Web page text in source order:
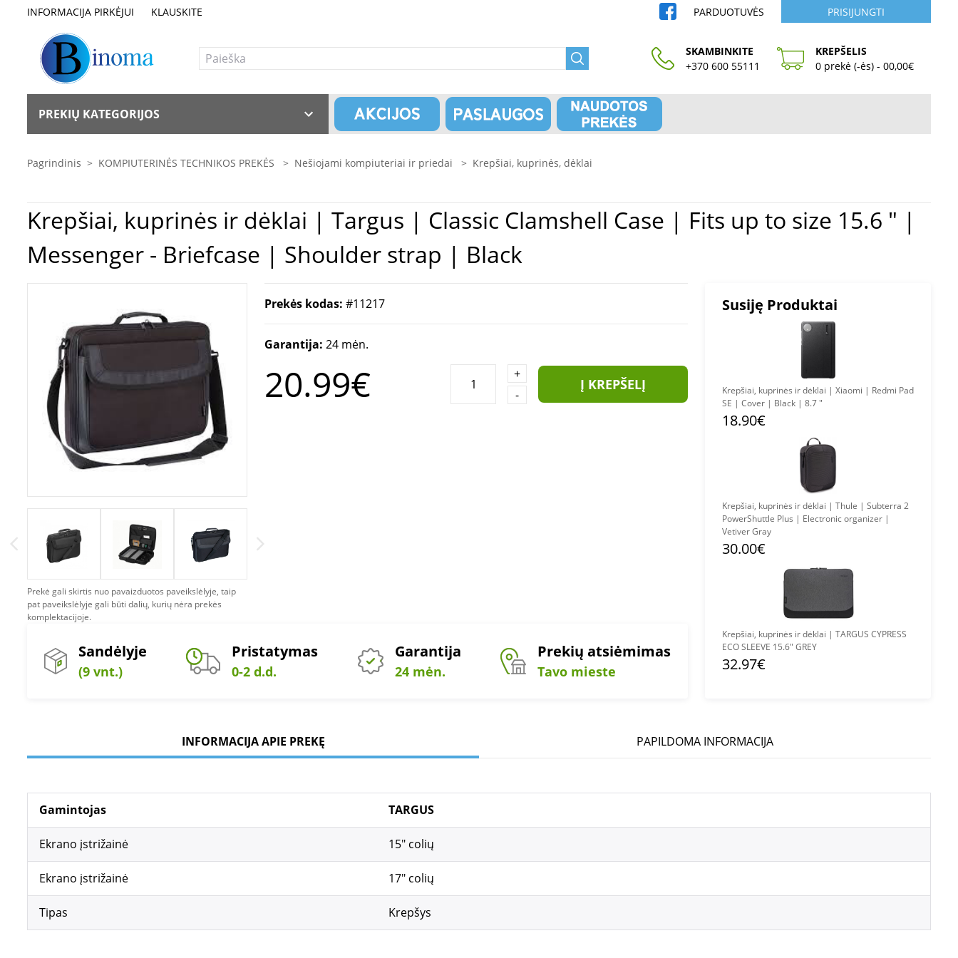
INFORMACIJA PIRKĖJUI KLAUSKITE PARDUOTUVĖS PRISIJUNGTI
SKAMBINKITE
+370 600 55111
KREPŠELIS
0 prekė (-ės) - 00,00€
PREKIŲ KATEGORIJOS
Pagrindinis > KOMPIUTERINĖS TECHNIKOS PREKĖS > Nešiojami kompiuteriai ir priedai > Krepšiai, kuprinės, dėklai
Krepšiai, kuprinės ir dėklai | Targus | Classic Clamshell Case | Fits up to size 15.6 " |
Messenger - Briefcase | Shoulder strap | Black
Prekė gali skirtis nuo pavaizduotos paveikslėlyje, taip
pat paveikslėlyje gali būti dalių, kurių nėra prekės
komplektacijoje.
Prekės kodas: #11217
Garantija: 24 mėn.
20.99€
+
-
Į KREPŠELĮ
Sandėlyje
(9 vnt.)
Pristatymas
0-2 d.d.
Garantija
24 mėn.
Prekių atsiėmimas
Tavo mieste
Susiję Produktai
Krepšiai, kuprinės ir dėklai | Xiaomi | Redmi Pad
SE | Cover | Black | 8.7 "
18.90€
Krepšiai, kuprinės ir dėklai | Thule | Subterra 2
PowerShuttle Plus | Electronic organizer |
Vetiver Gray
30.00€
Krepšiai, kuprinės ir dėklai | TARGUS CYPRESS
ECO SLEEVE 15.6" GREY
32.97€
INFORMACIJA APIE PREKĘ PAPILDOMA INFORMACIJA
Gamintojas TARGUS
Ekrano įstrižainė 15" colių
Ekrano įstrižainė 17" colių
Tipas Krepšys